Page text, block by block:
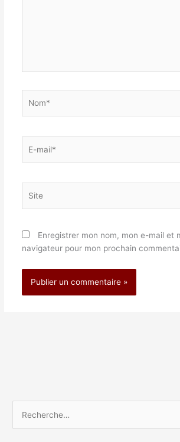
mail*
Enregistrer mon nom, mon e-mail et
navigateur pour mon prochain